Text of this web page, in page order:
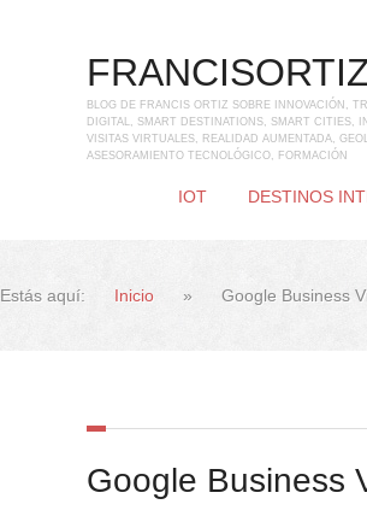
BLOG DE FRANCIS ORTIZ SOBRE INNOVACIÓN,
DIGITAL, SMART DESTINATIONS, SMART CITIES,
VISITAS VIRTUALES, REALIDAD AUMENTADA,
ASESORAMIENTO TECNOLÓGICO, FORMACIÓN
IOT DESTINOS
Estás aquí: Inicio » Google Business
Google Business